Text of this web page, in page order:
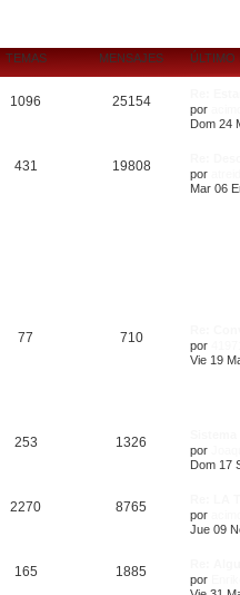
TEMAS MENSAJES ÚLTIMO
1096 25154
por
Dom 24
431 19808
por
Mar 06
77 710
por
Vie 19
253 1326
por
Dom 17
2270 8765
por
Jue 09
165 1885
por